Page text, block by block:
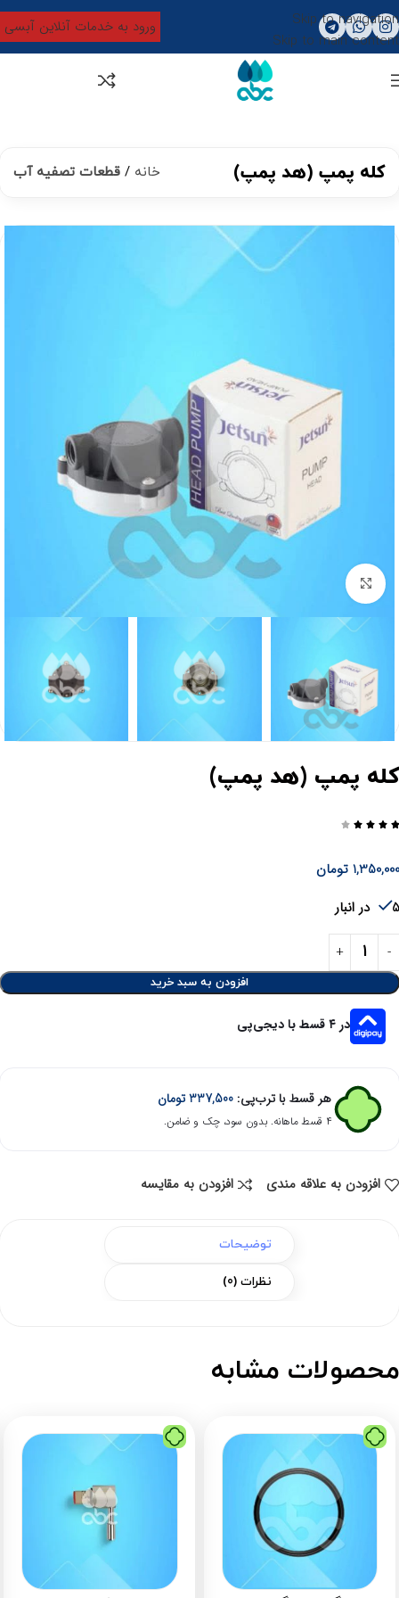
Skip to navigation
Skip to main content
ورود به خدمات آنلاین آبسی
کله پمپ (هد پمپ) خانه قطعات تصفیه آب
برای بزرگنمایی کلیک کنید
پمپ (هد پمپ)




تومان
افزودن به سبد خرید
در ۴ قسط با دیجی‌پی
هر قسط با ترب‌پی: 337,500تومان
۴ قسط ماهانه. بدون سود، چک و ضامن.
افزودن به علاقه مندی افزودن به مقایسه
توضیحات
نظرات (0)
محصولات مشابه